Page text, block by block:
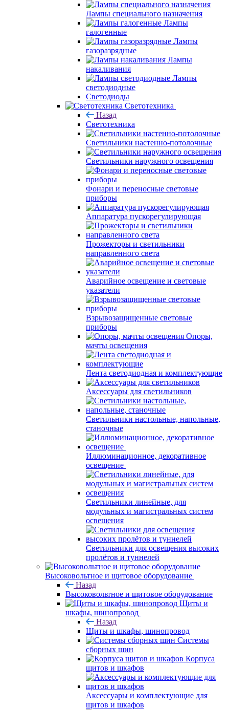
Лампы специального назначения
Лампы
галогенные
Лампы
газоразрядные
Лампы
накаливания
Лампы
светодиодные
Светодиоды
Светотехника
Назад
Светотехника
Светильники настенно-потолочные
Светильники наружного освещения
Фонари и переносные световые
приборы
Аппаратура пускорегулирующая
Прожекторы и светильники
направленного света
Аварийное освещение и световые
указатели
Взрывозащищенные световые
приборы
Опоры,
мачты освещения
Лента светодиодная и комплектующие
Аксессуары для светильников
Светильники настольные, напольные,
станочные
Иллюминационное, декоративное
освещение
Светильники линейные, для
модульных и магистральных систем
освещения
Светильники для освещения высоких
пролётов и туннелей
Высоковольтное и щитовое оборудование
Назад
Высоковольтное и щитовое оборудование
Щиты и
шкафы, шинопровод
Назад
Щиты и шкафы, шинопровод
Системы
сборных шин
Корпуса
щитов и шкафов
Аксессуары и комплектующие для
щитов и шкафов